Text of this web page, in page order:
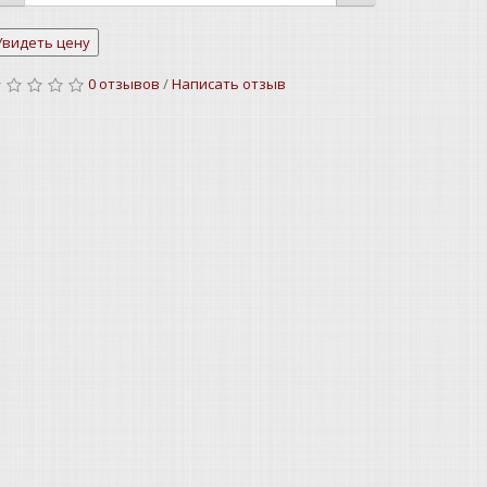
0 отзывов /Написать отзыв